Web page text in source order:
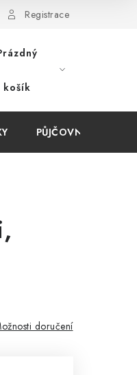
Registrace
košík
PŮJČOVNA
doručení